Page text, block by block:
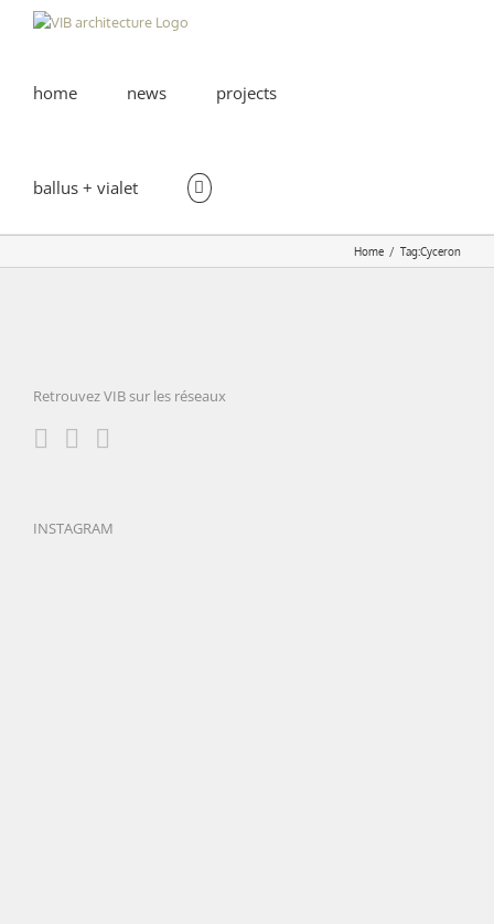
home news projects
ballus + vialet
Home Tag:Cyceron
Retrouvez VIB sur les réseaux
INSTAGRAM